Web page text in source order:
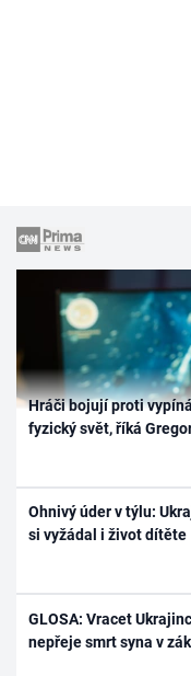
Hráči bojují proti
fyzický svět, říká
Ohnivý úder v týlu:
si vyžádal i život dítěte
GLOSA: Vracet
nepřeje smrt syna v